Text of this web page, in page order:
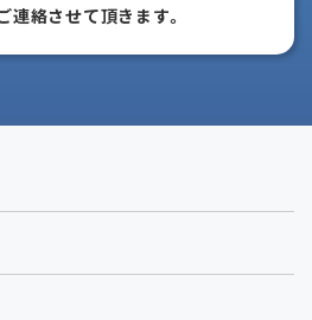
連絡させて頂きます。